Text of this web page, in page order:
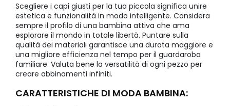
Scegliere i capi giusti per la tua piccola significa unire
estetica e funzionalità in modo intelligente. Considera
sempre il profilo di una bambina attiva che ama
esplorare il mondo in totale libertà. Puntare sulla
qualità dei materiali garantisce una durata maggiore e
una migliore efficienza nel tempo per il guardaroba
familiare. Valuta bene la versatilità di ogni pezzo per
creare abbinamenti infiniti.
CARATTERISTICHE DI MODA BAMBINA: